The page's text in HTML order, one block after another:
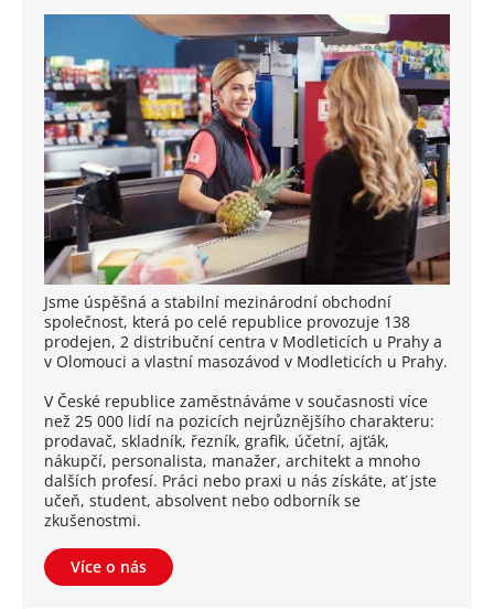
Jsme úspěšná a stabilní mezinárodní obchodní
společnost, která po celé republice provozuje 138
prodejen, 2 distribuční centra v Modleticích u Prahy a
v Olomouci a vlastní masozávod v Modleticích u Prahy.
V České republice zaměstnáváme v současnosti více
než 25 000 lidí na pozicích nejrůznějšího charakteru:
prodavač, skladník, řezník, grafik, účetní, ajťák,
nákupčí, personalista, manažer, architekt a mnoho
dalších profesí. Práci nebo praxi u nás získáte, ať jste
učeň, student, absolvent nebo odborník se
zkušenostmi.
Více o nás